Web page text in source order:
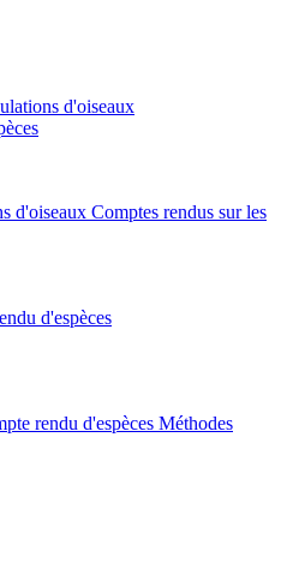
d'oiseaux
d'oiseaux Comptes rendus sur les
d'espèces
rendu d'espèces Méthodes